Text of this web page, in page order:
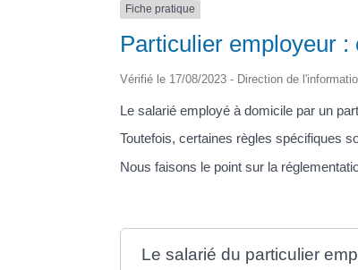
Fiche pratique
Particulier employeur
Vérifié le 17/08/2023 - Direction de
Le salarié employé à domicile par un
Toutefois, certaines règles spécifiques
Nous faisons le point sur la
Le salarié du particulier